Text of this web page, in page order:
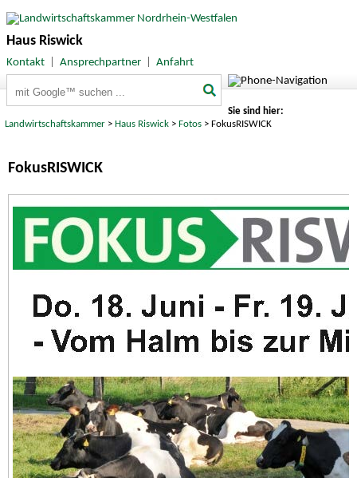
Haus Riswick
Kontakt| Ansprechpartner| Anfahrt
Sie sind hier:
Landwirtschaftskammer > Haus Riswick > Fotos > FokusRISWICK
FokusRISWICK